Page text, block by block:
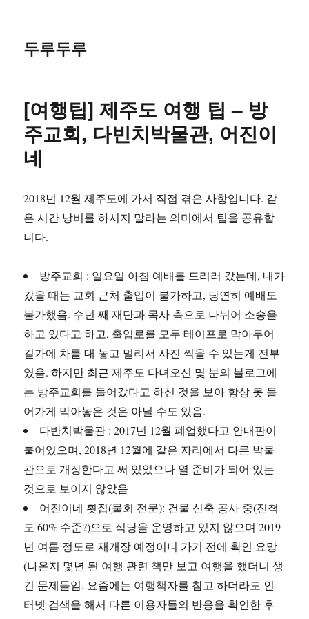
두루두루
[여행팁] 제주도 여행 팁 – 방
주교회, 다빈치박물관, 어진이
네
2018년 12월 제주도에 가서 직접 겪은 사항입니다. 같
은 시간 낭비를 하시지 말라는 의미에서 팁을 공유합
니다.
방주교회 : 일요일 아침 예배를 드리러 갔는데, 내가
갔을 때는 교회 근처 출입이 불가하고, 당연히 예배도
불가했음. 수년 째 재단과 목사 측으로 나뉘어 소송을
하고 있다고 하고, 출입로를 모두 테이프로 막아두어
길가에 차를 대 놓고 멀리서 사진 찍을 수 있는게 전부
였음. 하지만 최근 제주도 다녀오신 몇 분의 블로그에
는 방주교회를 들어갔다고 하신 것을 보아 항상 못 들
어가게 막아놓은 것은 아닐 수도 있음.
다반치박물관 : 2017년 12월 폐업했다고 안내판이
붙어있으며, 2018년 12월에 같은 자리에서 다른 박물
관으로 개장한다고 써 있었으나 열 준비가 되어 있는
것으로 보이지 않았음
어진이네 횟집(물회 전문): 건물 신축 공사 중(진척
도 60% 수준?)으로 식당을 운영하고 있지 않으며 2019
년 여름 정도로 재개장 예정이니 가기 전에 확인 요망
(나온지 몇년 된 여행 관련 책만 보고 여행을 했더니 생
긴 문제들임. 요즘에는 여행책자를 참고 하더라도 인
터넷 검색을 해서 다른 이용자들의 반응을 확인한 후